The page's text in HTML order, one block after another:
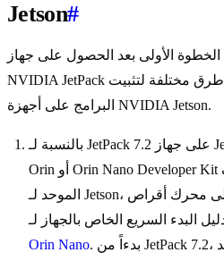
Jetson#
الخطوة الأولى بعد الحصول على جهاز NVIDIA Jetson هي تثبيت
NVIDIA JetPack على الجهاز. هناك عدة طرق مختلفة لتثبيت
البرامج على أجهزة NVIDIA Jetson.
بالنسبة لـ JetPack 7.2 على جهاز Jetson AGX Thor أو AGX
Orin أو Orin Nano Developer Kit الرسمي، قم بتنزيل ملف ISO
الموحد لـ Jetson، واكتبه على محرك أقراص USB فلاش، واتبع
Orin Nano. بدءاً من JetPack 7.2، لم يعد Orin Nano يستخدم